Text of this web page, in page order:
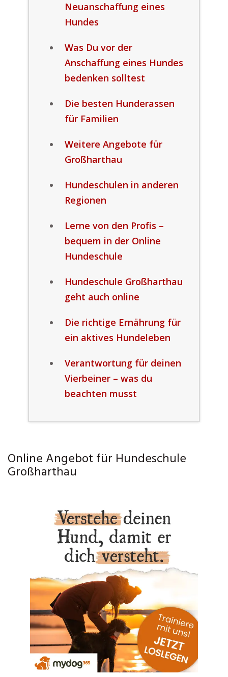
Neuanschaffung eines
Hundes
Was Du vor der
Anschaffung eines Hundes
bedenken solltest
Die besten Hunderassen
für Familien
Weitere Angebote für
Großharthau
Hundeschulen in anderen
Regionen
Lerne von den Profis –
bequem in der Online
Hundeschule
Hundeschule Großharthau
geht auch online
Die richtige Ernährung für
ein aktives Hundeleben
Verantwortung für deinen
Vierbeiner – was du
beachten musst
Online Angebot für Hundeschule
Großharthau